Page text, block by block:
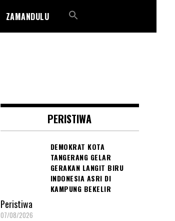
ZAMANDULU
PERISTIWA
DEMOKRAT KOTA
TANGERANG GELAR
GERAKAN LANGIT BIRU
INDONESIA ASRI DI
KAMPUNG BEKELIR
Peristiwa
07/08/2026